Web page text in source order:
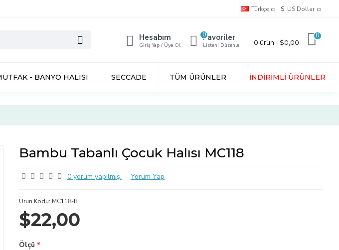
Türkçe $ US Dollar
Hesabım
Giriş Yap / Üye Ol
Favoriler
Listeni Düzenle
0
0 ürün - $0,00
0
- BANYO HALISI SECCADE TÜM ÜRÜNLER İNDIRIMLI ÜRÜNLER
Bambu Tabanlı Çocuk Halısı MC118
0 yorum yapılmış. - Yorum Yap
$22,00
Ürün Kodu: MC118-B
Ölçü